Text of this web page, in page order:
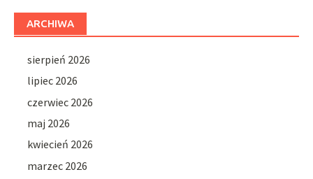
ARCHIWA
sierpień 2026
lipiec 2026
czerwiec 2026
maj 2026
kwiecień 2026
marzec 2026